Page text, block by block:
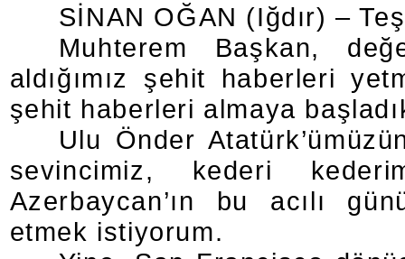
SİNAN OĞAN (Iğdır) –
Muhterem Başkan,
aldığımız şehit haberleri
şehit haberleri almaya
Ulu Önder
sevincimiz, kederi
Azerbaycan’ın bu acılı
etmek istiyorum.